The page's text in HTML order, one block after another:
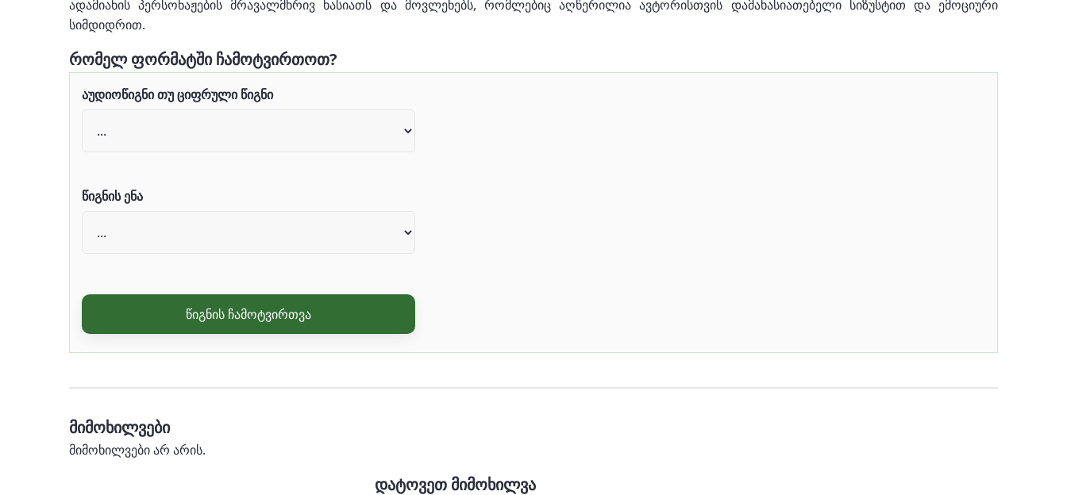
ადამიანის პერსონაჟების მრავალმხრივ ხასიათს და მოვლენებს, რომლებიც აღწერილია ავტორისთვის დამახასიათებელი სიზუსტით და ემოციური
სიმდიდრით.
რომელ ფორმატში ჩამოტვირთოთ?
აუდიოწიგნი თუ ციფრული წიგნი
წიგნის ენა
წიგნის ჩამოტვირთვა
მიმოხილვები
მიმოხილვები არ არის.
დატოვეთ მიმოხილვა